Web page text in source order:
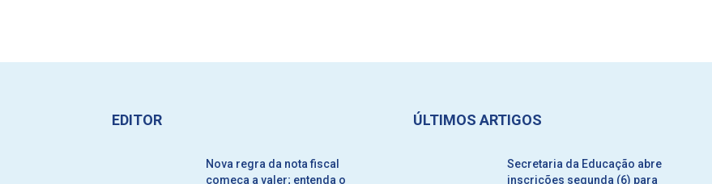
EDITOR
Nova regra da nota fiscal
começa a valer; entenda o
ÚLTIMOS ARTIGOS
Secretaria da Educação abre
inscrições segunda (6) para